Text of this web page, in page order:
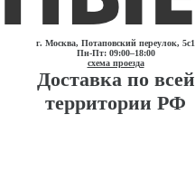
г. Москва, Потаповский переулок, 5с1
Пн-Пт: 09:00–18:00
схема проезда
Доставка по всей
территории РФ